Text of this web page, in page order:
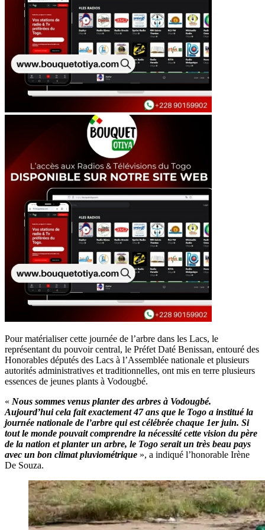
Pour matérialiser cette journée de l’arbre dans les Lacs, le
représentant du pouvoir central, le Préfet Daté Benissan, entouré des
Honorables députés des Lacs à l’Assemblée nationale et plusieurs
autorités administratives et traditionnelles, ont mis en terre plusieurs
essences de jeunes plants à Vodougbé.
« Nous sommes venus planter des arbres à Vodougbé.
Aujourd’hui cela fait exactement 47 ans que le Togo a institué la
journée nationale de l’arbre qui est célébrée chaque 1er juin. Si
tout le monde pouvait comprendre la nécessité cette vision du père
de la nation et planter un arbre, le Togo serait un très beau pays
avec un bon climat pluviométrique », a indiqué l’honorable Irène
De Souza.